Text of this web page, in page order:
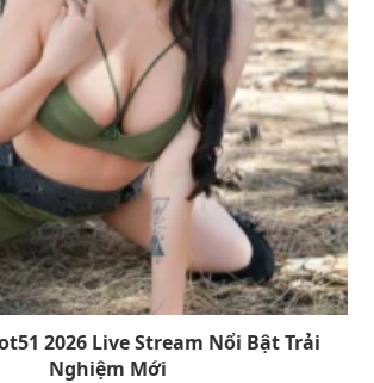
2026 Live Stream Nổi Bật Trải
Nghiệm Mới